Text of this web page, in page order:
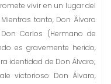
vivir en un lugar del
tanto, Don Álvaro
Carlos (Hermano de
es gravemente herido,
identidad de Don Álvaro;
victorioso Don Álvaro,